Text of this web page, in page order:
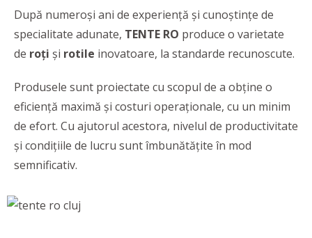
După numeroși ani de experiență și cunoștințe de
specialitate adunate, TENTE RO produce o varietate
de roți și rotile inovatoare, la standarde recunoscute.
Produsele sunt proiectate cu scopul de a obține o
eficiență maximă și costuri operaționale, cu un minim
de efort. Cu ajutorul acestora, nivelul de productivitate
și condițiile de lucru sunt îmbunătățite în mod
semnificativ.